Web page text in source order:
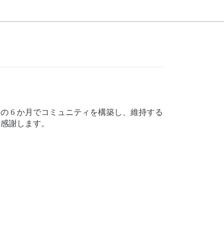
6 か月でコミュニティを構築し、維持する
謝します。